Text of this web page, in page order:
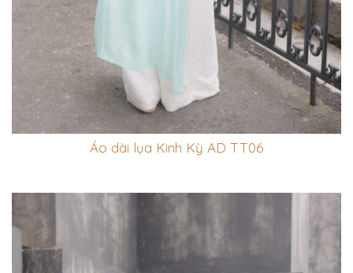
Áo dài lụa Kinh Kỳ AD TT06